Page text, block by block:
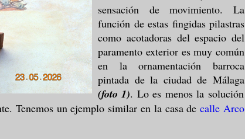
sensación de movimiento. La
función de estas fingidas pilastras
como acotadoras del espacio del
paramento exterior es muy común
en la ornamentación barroca
pintada de la ciudad de Málaga
(foto 1). Lo es menos la solución
Tenemos un ejemplo similar en la casa decalle Arco